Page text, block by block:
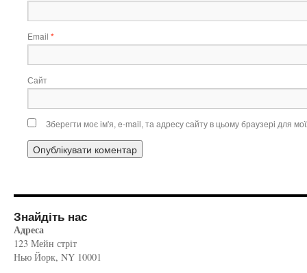
Email *
Сайт
Зберегти моє ім'я, e-mail, та адресу сайту в цьому браузері для
Знайдіть нас
Адреса
123 Мейн стріт
Нью Йорк, NY 10001